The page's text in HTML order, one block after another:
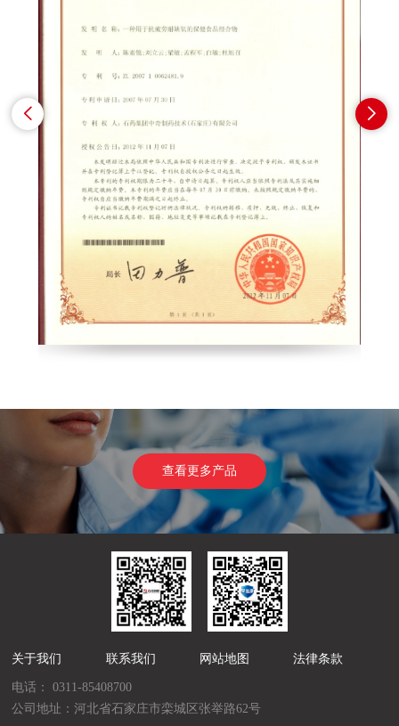
查看更多产品
关于我们 联系我们 网站地图 法律条款
电话：0311-85408700
公司地址：河北省石家庄市栾城区张举路62号